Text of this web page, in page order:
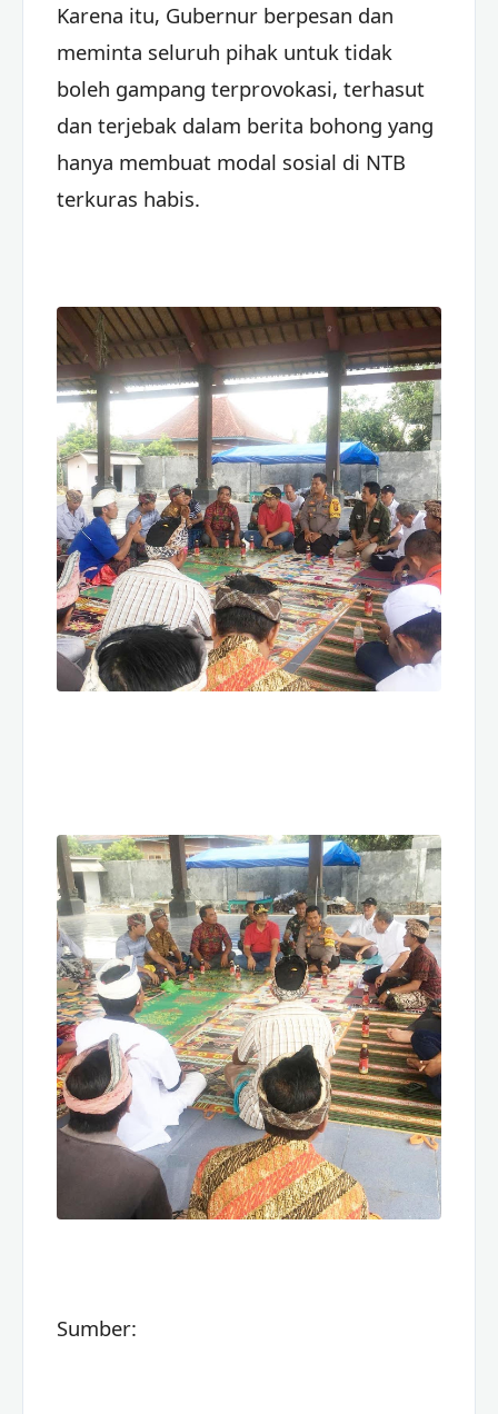
Karena itu, Gubernur berpesan dan
meminta seluruh pihak untuk tidak
boleh gampang terprovokasi, terhasut
dan terjebak dalam berita bohong yang
hanya membuat modal sosial di NTB
terkuras habis.
Sumber: